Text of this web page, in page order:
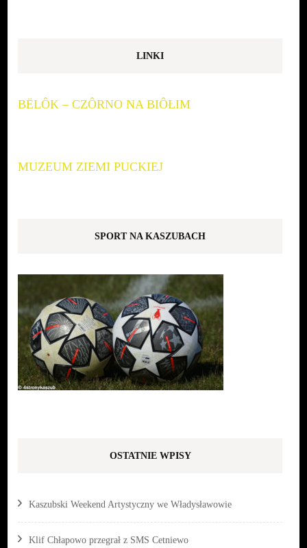
LINKI
BËLÔK – CZÔRNO NA BIÔŁIM
MUZEUM ZIEMI PUCKIEJ
SPORT NA KASZUBACH
OSTATNIE WPISY
Kaszubski Weekend Artystyczny we Władysławowie
Klif Chłapowo przegrał z SMS Cetniewo